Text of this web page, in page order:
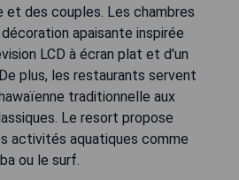
et des couples. Les chambres
apaisante inspirée
LCD à écran plat et d'un
plus, les restaurants servent
traditionnelle aux
Le resort propose
activités aquatiques comme
ou le surf.